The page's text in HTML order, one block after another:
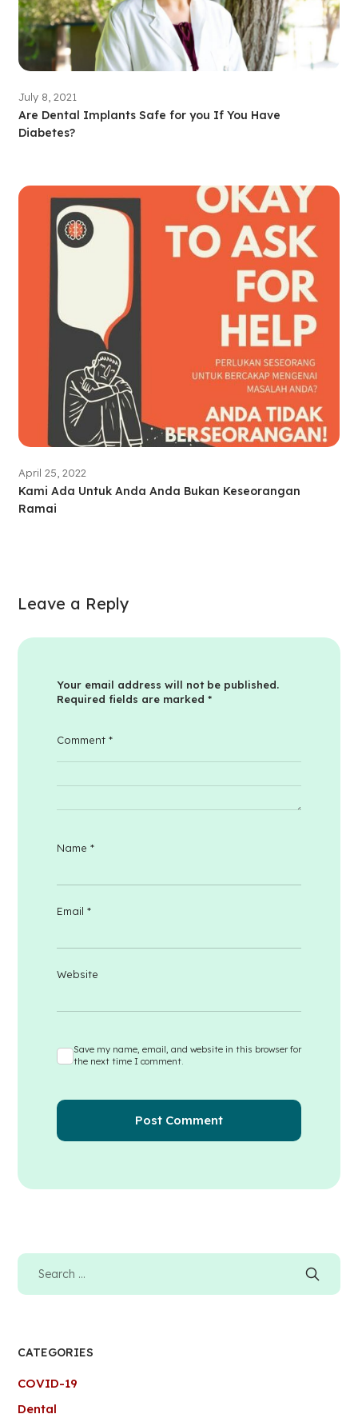
July 8, 2021
Are Dental Implants Safe for you If You Have
Diabetes?
April 25, 2022
Kami Ada Untuk Anda Anda Bukan Keseorangan
Ramai
Leave a Reply
Your email address will not be published.
Required fields are marked *
Comment *
Name *
Email *
Website
Save my name, email, and website in this browser for
the next time I comment.
CATEGORIES
COVID-19
Dental